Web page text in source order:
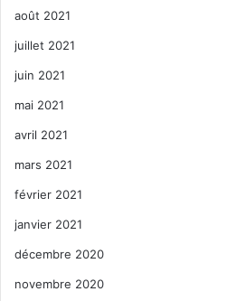
août 2021
juillet 2021
juin 2021
mai 2021
avril 2021
mars 2021
février 2021
janvier 2021
décembre 2020
novembre 2020